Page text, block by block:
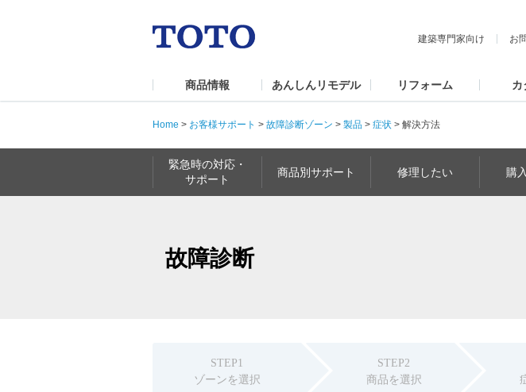
建築専門家向け お
商品情報 あんしんリモデル リフォーム カ
Home > お客様サポート > 故障診断ゾーン > 製品 > 症状 > 解決方法
緊急時の対応・
サポート
商品別サポート 修理したい 購
故障診断
STEP1
ゾーンを選択
STEP2
商品を選択